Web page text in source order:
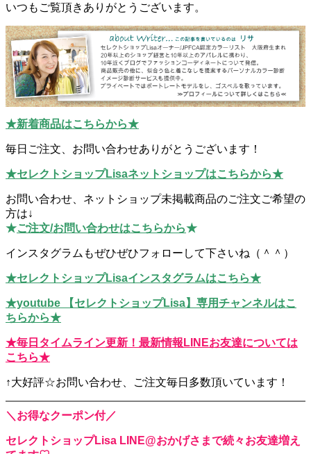
いつもご覧頂きありがとうございます。
★新着商品はこちらから★
毎日ご注文、お問い合わせありがとうございます！
★セレクトショップLisaネットショップはこちらから★
お問い合わせ、ネットショップ未掲載商品のご注文ご希望の
方は↓
★ご注文/お問い合わせはこちらから★
インスタグラムもぜひぜひフォローして下さいね（＾＾）
★セレクトショップLisaインスタグラムはこちら★
★youtube 【セレクトショップLisa】専用チャンネルはこ
ちらから★
★毎日タイムライン更新！最新情報LINEお友達については
こちら★
↑大好評☆お問い合わせ、ご注文毎日多数頂いています！
＼お得なクーポン付／
セレクトショップLisa LINE@おかげさまで続々お友達増え